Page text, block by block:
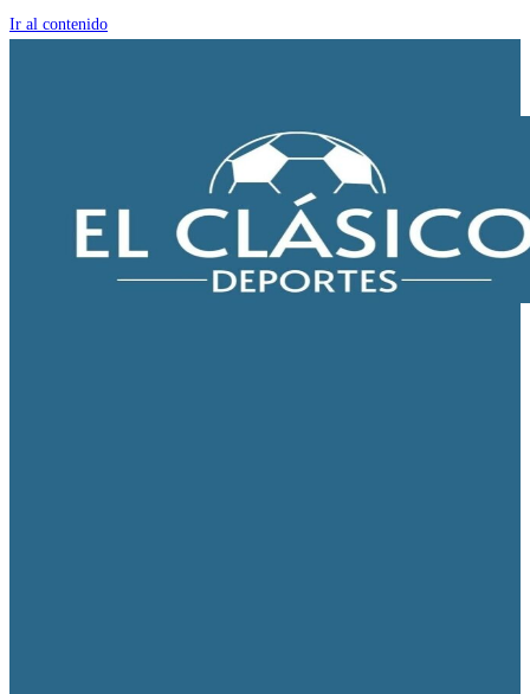
Ir al contenido